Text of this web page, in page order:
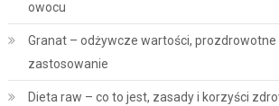
owocu
Granat – odżywcze wartości, prozdrowotne
zastosowanie
Dieta raw – co to jest, zasady i korzyści